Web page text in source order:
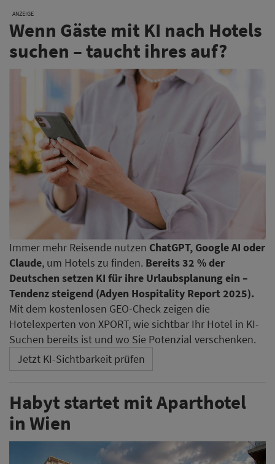
ANZEIGE
Wenn Gäste mit KI nach Hotels
suchen – taucht ihres auf?
Immer mehr Reisende nutzen ChatGPT, Google AI oder
Claude, um Hotels zu finden. Bereits 32 % der
Deutschen setzen KI für ihre Urlaubsplanung ein –
Tendenz steigend (Adyen Hospitality Report 2025).
Mit dem kostenlosen GEO-Check zeigen die
Hotelexperten von XPORT, wie sichtbar Ihr Hotel in KI-
Suchen bereits ist und wo Sie Potenzial verschenken.
Jetzt KI-Sichtbarkeit prüfen
Habyt startet mit Aparthotel
in Wien